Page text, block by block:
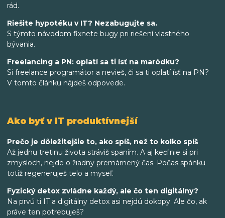
rád.
Riešite hypotéku v IT? Nezabugujte sa.
S týmto návodom fixnete bugy pri riešení vlastného
bývania.
Freelancing a PN: oplatí sa ti ísť na maródku?
Si freelance programátor a nevieš, či sa ti oplatí ísť na PN?
V tomto článku nájdeš odpovede.
Ako byť v IT produktívnejší
Prečo je dôležitejšie to, ako spíš, než to koľko spíš
Až jednu tretinu života stráviš spaním. A aj keď nie si pri
zmysloch, nejde o žiadny premárnený čas. Počas spánku
totiž regeneruješ telo a myseľ.
Fyzický detox zvládne každý, ale čo ten digitálny?
Na prvú ti IT a digitálny detox asi nejdú dokopy. Ale čo, ak
práve ten potrebuješ?